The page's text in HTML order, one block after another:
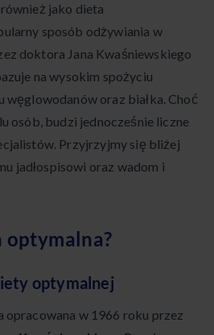
jako dieta
sposób odżywiania w
doktora Jana Kwaśniewskiego
na wysokim spożyciu
węglowodanów oraz białka. Choć
osób, budzi jednocześnie liczne
Przyjrzyjmy się bliżej
jadłospisowi oraz wadom i
optymalna?
optymalnej
opracowana w 1966 roku przez